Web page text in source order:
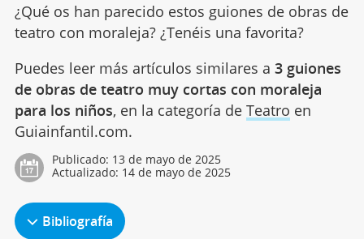
¿Qué os han parecido estos guiones de obras de
teatro con moraleja? ¿Tenéis una favorita?
Puedes leer más artículos similares a 3 guiones
de obras de teatro muy cortas con moraleja
para los niños, en la categoría de Teatro en
Guiainfantil.com.
Publicado: 13 de mayo de 2025
Actualizado: 14 de mayo de 2025
Bibliografía